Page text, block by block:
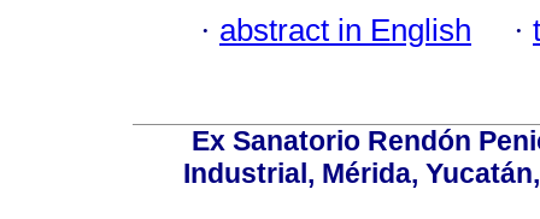
· abstract in English ·
Ex Sanatorio Rendón
Industrial, Mérida,